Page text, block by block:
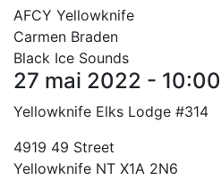
AFCY Yellowknife
Carmen Braden
Black Ice Sounds
27 mai 2022 - 10:00
Yellowknife Elks Lodge #314
4919 49 Street
Yellowknife NT X1A 2N6